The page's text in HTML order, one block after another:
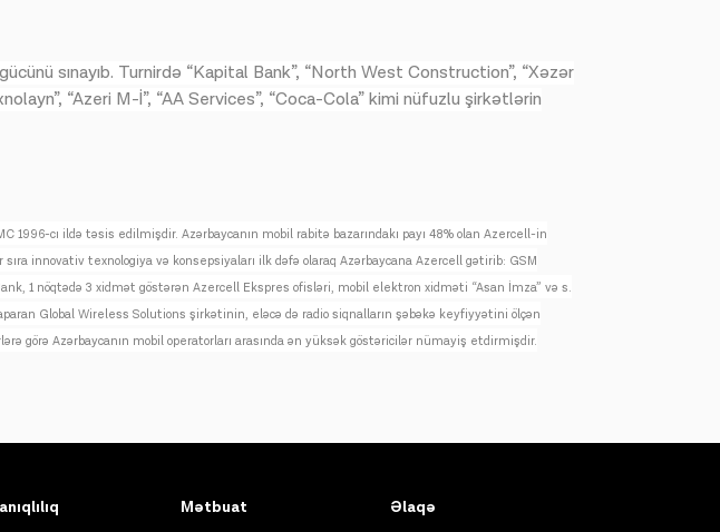
sınayıb. Turnirdə “Kapital Bank”, “North West Construction”, “Xəzər
“Azeri M-İ”, “AA Services”, “Coca-Cola” kimi nüfuzlu şirkətlərin
cı ildə təsis edilmişdir. Azərbaycanın mobil rabitə bazarındakı payı 48% olan Azercell-in
innovativ texnologiya və konsepsiyaları ilk dəfə olaraq Azərbaycana Azercell gətirib: GSM
1 nöqtədə 3 xidmət göstərən Azercell Ekspres ofisləri, mobil elektron xidməti “Asan İmza” və s.
Global Wireless Solutions şirkətinin, eləcə də radio siqnalların şəbəkə keyfiyyətini ölçən
görə Azərbaycanın mobil operatorları arasında ən yüksək göstəricilər nümayiş etdirmişdir.
Mətbuat Əlaqə